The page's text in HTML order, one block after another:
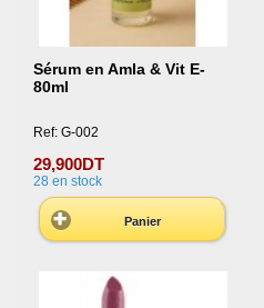
Sérum en Amla & Vit E-
80ml
Ref: G-002
29,900DT
28 en stock
Panier